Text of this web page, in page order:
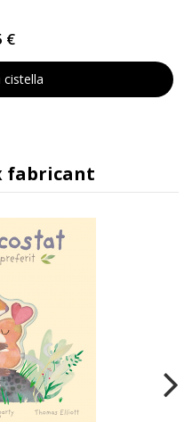
€
cistella
fabricant